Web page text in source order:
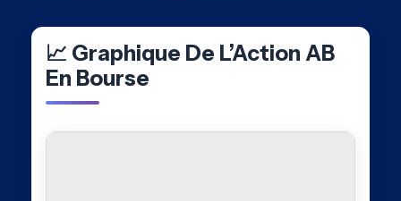
📈 Graphique De L’Action AB
En Bourse